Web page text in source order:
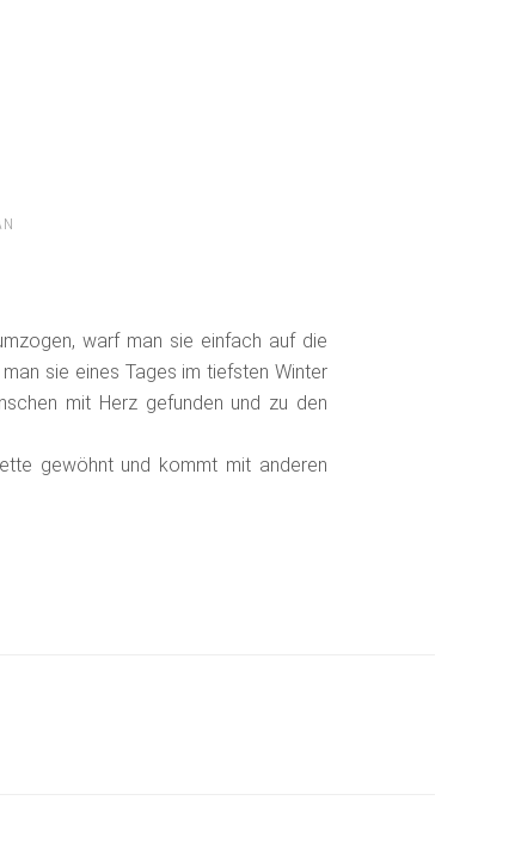
warf man sie einfach auf die
sie eines Tages im tiefsten Winter
mit Herz gefunden und zu den
gewöhnt und kommt mit anderen